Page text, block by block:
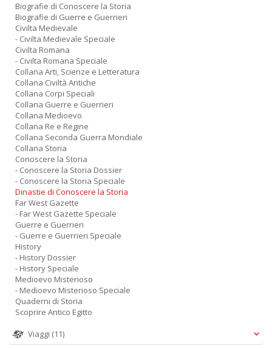
Biografie di Conoscere la Storia
Biografie di Guerre e Guerrieri
Civilta Medievale
- Civilta Medievale Speciale
Civilta Romana
- Civilta Romana Speciale
Collana Arti, Scienze e Letteratura
Collana Civiltà Antiche
Collana Corpi Speciali
Collana Guerre e Guerrieri
Collana Medioevo
Collana Re e Regine
Collana Seconda Guerra Mondiale
Collana Storia
Conoscere la Storia
- Conoscere la Storia Dossier
- Conoscere la Storia Speciale
Dinastie di Conoscere la Storia
Far West Gazette
- Far West Gazette Speciale
Guerre e Guerrieri
- Guerre e Guerrieri Speciale
History
- History Dossier
- History Speciale
Medioevo Misterioso
- Medioevo Misterioso Speciale
Quaderni di Storia
Scoprire Antico Egitto
Viaggi (11)